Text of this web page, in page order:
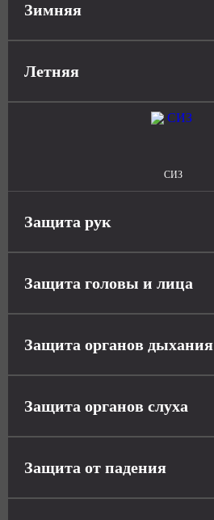
Зимняя
Летняя
СИЗ
Защита рук
Защита головы и лица
Защита органов дыхания
Защита органов слуха
Защита от падения